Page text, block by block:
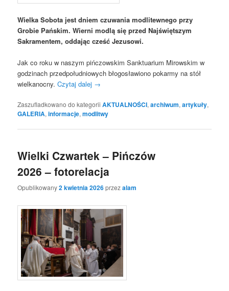
Wielka Sobota jest dniem czuwania modlitewnego przy
Grobie Pańskim. Wierni modlą się przed Najświętszym
Sakramentem, oddając cześć Jezusowi.
Jak co roku w naszym pińczowskim Sanktuarium Mirowskim w
godzinach przedpołudniowych błogosławiono pokarmy na stół
wielkanocny.Czytaj dalej →
Zaszufladkowano do kategorii AKTUALNOŚCI,archiwum,artykuły,
GALERIA,informacje,modlitwy
Wielki Czwartek – Pińczów
2026 – fotorelacja
Opublikowany2 kwietnia 2026przezalam